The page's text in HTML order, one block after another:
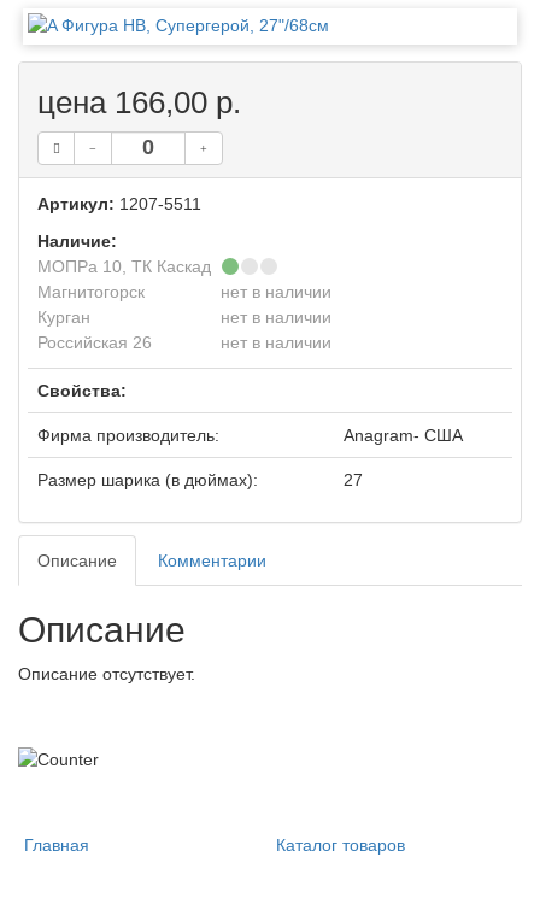
цена 166,00 р.
Артикул: 1207-5511
Наличие:
МОПРа 10, ТК Каскад
Магнитогорск
нет в наличии
Курган
нет в наличии
Российская 26
нет в наличии
Свойства:
Фирма производитель: Anagram- США
Размер шарика (в дюймах): 27
Описание Комментарии
Описание
Описание отсутствует.
Главная Каталог товаров